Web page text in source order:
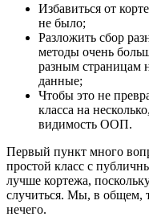
Избавиться от
не было;
Разложить сбор
методы очень
разным страницам
данные;
Чтобы это не
класса на
видимость ООП.
Первый пункт много
простой класс с
лучше кортежа,
случиться. Мы, в общем,
нечего.